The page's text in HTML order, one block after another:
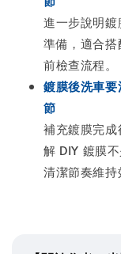
進一步說明
準備，適合
前檢查流程。
鍍膜後洗車
節
補充鍍膜完
解 DIY 鍍膜
清潔節奏維持